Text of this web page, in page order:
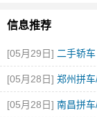
信息推荐
[05月29日] 二手轿车
[05月28日] 郑州拼
空位，途经新蔡
[05月28日] 南昌拼